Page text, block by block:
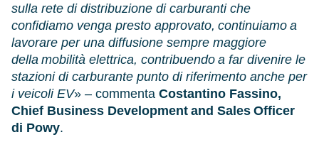
sulla rete di distribuzione di carburanti che
confidiamo venga presto approvato, continuiamo a
lavorare per una diffusione sempre maggiore
della mobilità elettrica, contribuendo a far divenire le
stazioni di carburante punto di riferimento anche per
i veicoli EV» – commenta Costantino Fassino,
Chief Business Development and Sales Officer
di Powy.